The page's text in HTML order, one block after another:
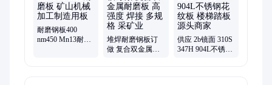
耐磨钢板400
nm450 Mn13耐磨
堆焊耐磨钢板订
做 复合双金属耐
供应 2b镜面 310S
347H 904L不锈钢